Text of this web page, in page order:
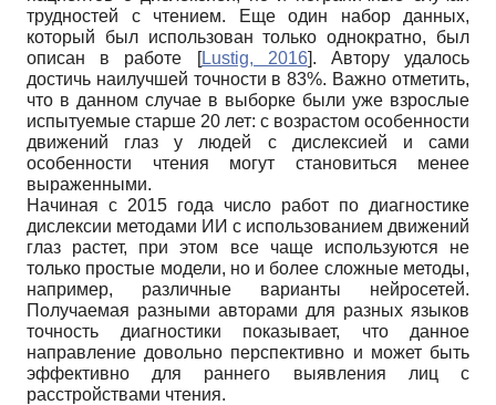
трудностей с чтением. Еще один набор данных,
который был использован только однократно, был
описан в работе
[Lustig, 2016]. Автору удалось
достичь наилучшей точности в 83%. Важно отметить,
что в данном случае в выборке были уже взрослые
испытуемые старше 20 лет: с возрастом особенности
движений глаз у людей с дислексией и сами
особенности чтения могут становиться менее
выраженными.
Начиная с 2015 года число работ по диагностике
дислексии методами ИИ с использованием движений
глаз растет, при этом все чаще используются не
только простые модели, но и более сложные методы,
например, различные варианты нейросетей.
Получаемая разными авторами для разных языков
точность диагностики показывает, что данное
направление довольно перспективно и может быть
эффективно для раннего выявления лиц с
расстройствами чтения.